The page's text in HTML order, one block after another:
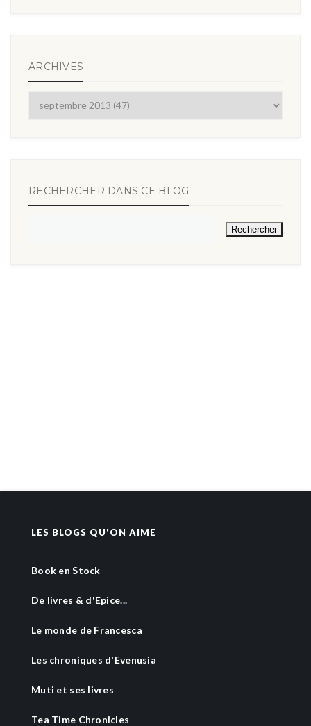
ARCHIVES
RECHERCHER DANS CE BLOG
LES BLOGS QU'ON AIME
Book en Stock
De livres & d'Epice...
Le monde de Francesca
Les chroniques d'Evenusia
Muti et ses livres
Tea Time Chronicles